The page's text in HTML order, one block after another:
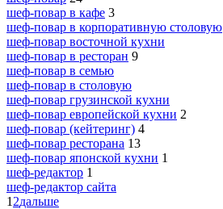
шеф-повар в кафе 3
шеф-повар в корпоративную столовую
шеф-повар восточной кухни
шеф-повар в ресторан 9
шеф-повар в семью
шеф-повар в столовую
шеф-повар грузинской кухни
шеф-повар европейской кухни 2
шеф-повар (кейтеринг) 4
шеф-повар ресторана 13
шеф-повар японской кухни 1
шеф-редактор 1
шеф-редактор сайта
1 2дальше